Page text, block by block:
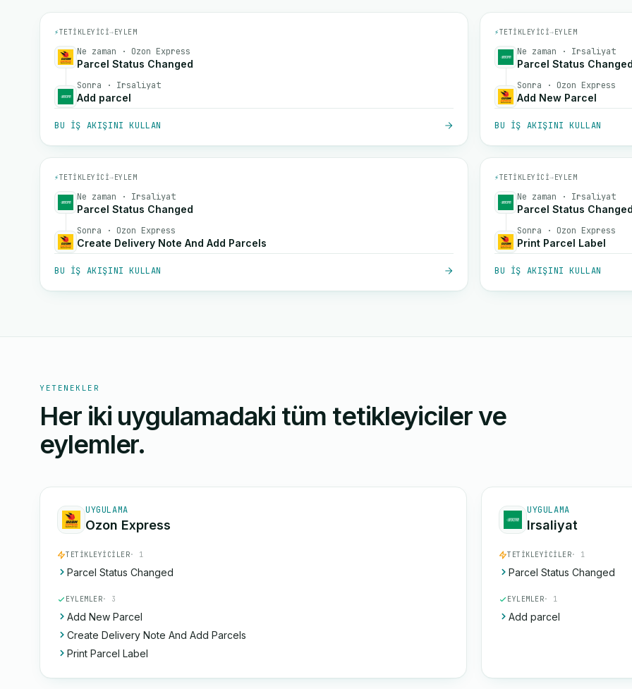
⚡TETIKLEYICI→EYLEM
Ne zaman · Ozon Express
Parcel Status Changed
Sonra · Irsaliyat
Add parcel
BU IŞ AKIŞINI KULLAN
⚡TETIKLEYICI→EYLEM
Ne zaman · Irsaliyat
Parcel Status
Sonra · Ozon Express
Add New Parcel
BU IŞ AKIŞINI KULLAN
⚡TETIKLEYICI→EYLEM
Ne zaman · Irsaliyat
Parcel Status Changed
Sonra · Ozon Express
Create Delivery Note And Add Parcels
BU IŞ AKIŞINI KULLAN
⚡TETIKLEYICI→EYLEM
Ne zaman · Irsaliyat
Parcel Status
Sonra · Ozon Express
Print Parcel Label
BU IŞ AKIŞINI KULLAN
YETENEKLER
Her iki uygulamadaki tüm tetikleyiciler ve
eylemler.
UYGULAMA
Ozon Express
TETIKLEYICILER· 1
Parcel Status Changed
EYLEMLER· 3
Add New Parcel
Create Delivery Note And Add Parcels
Print Parcel Label
UYGULAMA
Irsaliyat
TETIKLEYICILER· 1
Parcel Status Changed
EYLEMLER· 1
Add parcel